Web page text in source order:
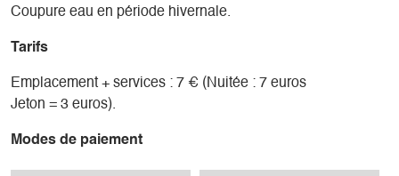
Coupure eau en période hivernale.
Tarifs
Emplacement + services : 7 € (Nuitée : 7 euros
Jeton = 3 euros).
Modes de paiement